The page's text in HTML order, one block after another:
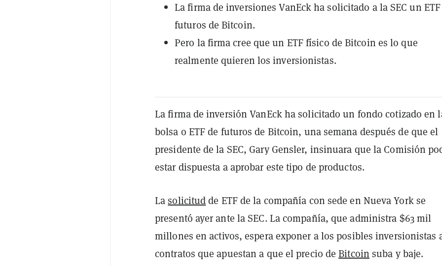
La firma de inversiones VanEck ha solicitado a la SEC un
futuros de Bitcoin.
Pero la firma cree que un ETF físico de Bitcoin es lo que
realmente quieren los inversionistas.
La firma de inversión VanEck ha solicitado un fondo cotizado en
bolsa o ETF de futuros de Bitcoin, una semana después de que el
presidente de la SEC, Gary Gensler, insinuara que la Comisión
estar dispuesta a aprobar este tipo de productos.
Lasolicitudde ETF de la compañía con sede en Nueva York se
presentó ayer ante la SEC. La compañía, que administra $63 mil
millones en activos, espera exponer a los posibles inversionistas
contratos que apuestan a que el precio deBitcoin suba y baje.